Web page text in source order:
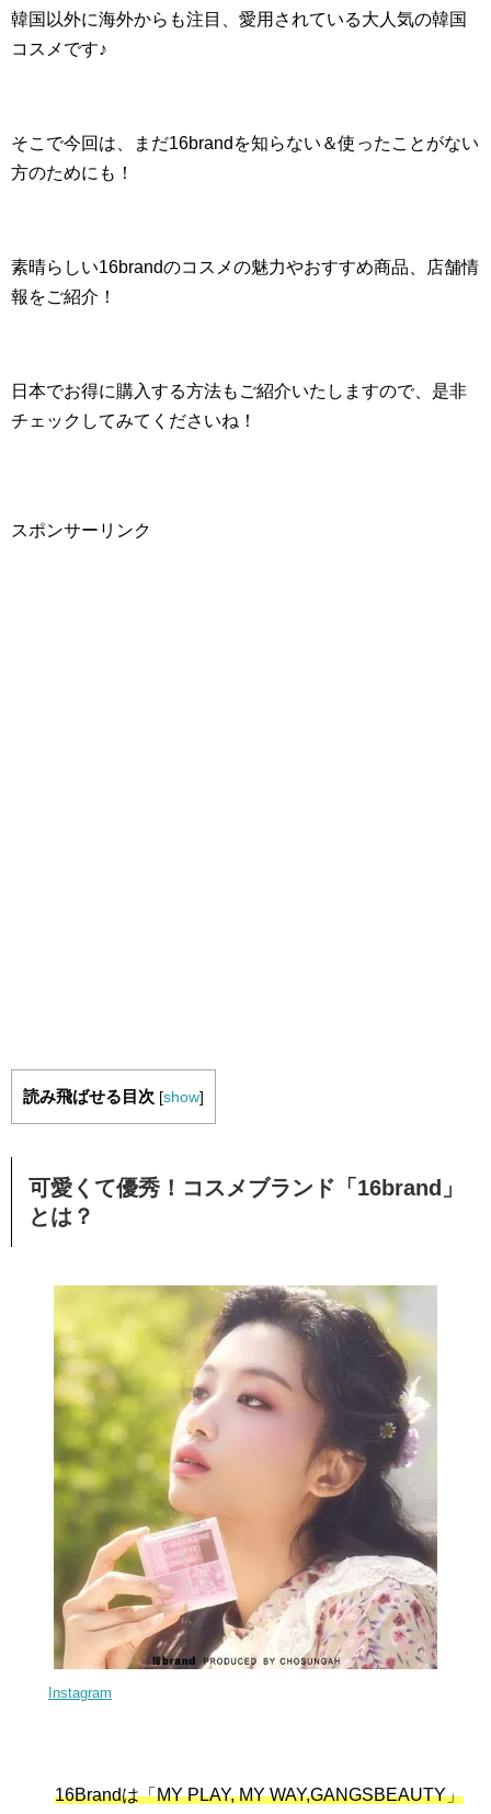
韓国以外に海外からも注目、愛用されている大人気の韓国
コスメです♪
そこで今回は、まだ16brandを知らない＆使ったことがない
方のためにも！
素晴らしい16brandのコスメの魅力やおすすめ商品、店舗情
報をご紹介！
日本でお得に購入する方法もご紹介いたしますので、是非
チェックしてみてくださいね！
スポンサーリンク
読み飛ばせる目次 [show]
可愛くて優秀！コスメブランド「16brand」
とは？
Instagram
16Brandは「MY PLAY, MY WAY,GANGSBEAUTY」